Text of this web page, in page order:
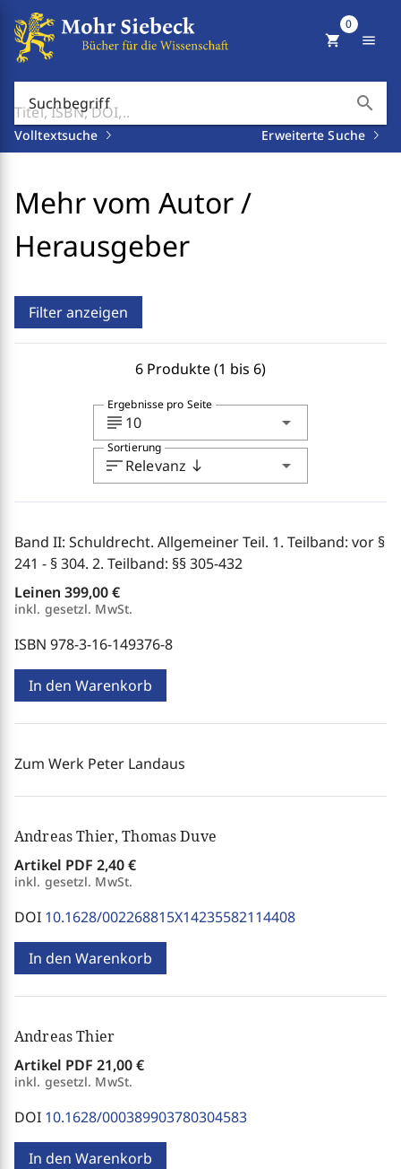
Suchbegriff search
Volltextsuche Erweiterte Suche
shopping_cart
0
menu
Mehr vom Autor /
Herausgeber
Filter anzeigen
6 Produkte (1 bis 6)
subject 10 arrow_drop_down
Ergebnisse pro Seite
sortRelevanz south arrow_drop_down
Sortierung
Band II: Schuldrecht. Allgemeiner Teil. 1. Teilband: vor §
241 - § 304. 2. Teilband: §§ 305-432
Leinen 399,00 €
inkl. gesetzl. MwSt.
ISBN 978-3-16-149376-8
In den Warenkorb
Zum Werk Peter Landaus
Andreas Thier, Thomas Duve
Artikel PDF 2,40 €
inkl. gesetzl. MwSt.
DOI 10.1628/002268815X14235582114408
In den Warenkorb
Andreas Thier
Artikel PDF 21,00 €
inkl. gesetzl. MwSt.
DOI 10.1628/000389903780304583
In den Warenkorb